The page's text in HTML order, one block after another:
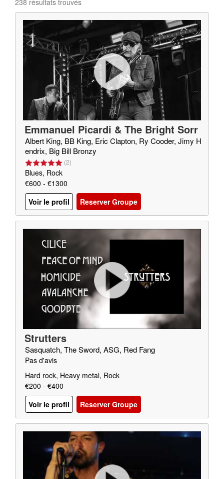
238 résultats trouvés
Emmanuel Picardi & The Bright Sorr
ow
Albert King, BB King, Eric Clapton, Ry Cooder, Jimy H
endrix, Big Bill Bronzy
(2)
Blues, Rock
€600 - €1300
Voir le profil
Reserver Groupe
Strutters
Sasquatch, The Sword, ASG, Red Fang
Pas d'avis
Hard rock, Heavy metal, Rock
€200 - €400
Voir le profil
Reserver Groupe